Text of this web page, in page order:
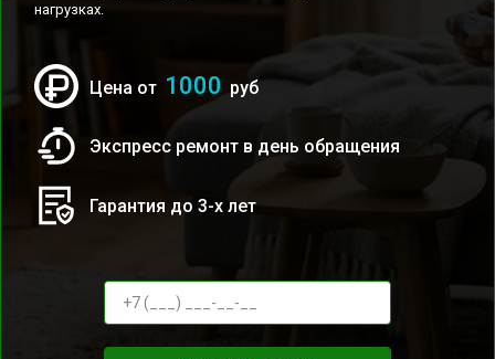
нагрузках.
Цена от 1000 руб
Экспресс ремонт в день обращения
Гарантия до 3-х лет